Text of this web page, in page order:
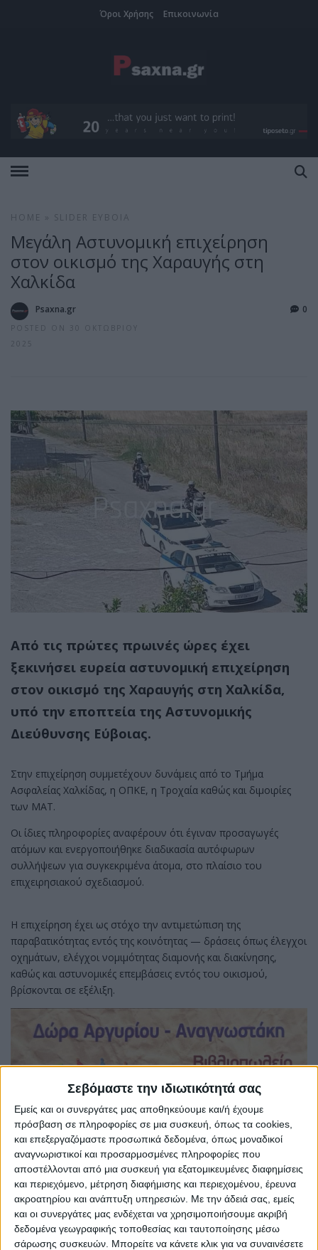
Σεβόμαστε την ιδιωτικότητά σας
Εμείς και οι συνεργάτες μας αποθηκεύουμε και/ή έχουμε
πρόσβαση σε πληροφορίες σε μια συσκευή, όπως τα cookies,
και επεξεργαζόμαστε προσωπικά δεδομένα, όπως μοναδικοί
αναγνωριστικοί και προσαρμοσμένες πληροφορίες που
αποστέλλονται από μια συσκευή για εξατομικευμένες διαφημίσεις
και περιεχόμενο, μέτρηση διαφήμισης και περιεχομένου, έρευνα
ακροατηρίου και ανάπτυξη υπηρεσιών. Με την άδειά σας, εμείς
και οι συνεργάτες μας ενδέχεται να χρησιμοποιήσουμε ακριβή
δεδομένα γεωγραφικής τοποθεσίας και ταυτοποίησης μέσω
σάρωσης συσκευών. Μπορείτε να κάνετε κλικ για να συναινέσετε
Όροι Χρήσης Επικοινωνία
HOME SLIDER ΕΎΒΟΙΑ
Μεγάλη Αστυνομική επιχείρηση
στον οικισμό της Χαραυγής στη
Χαλκίδα
Psaxna.gr
POSTED ON 30 ΟΚΤΩΒΡΊΟΥ
2025
0
Από τις πρώτες πρωινές ώρες έχει
ξεκινήσει ευρεία αστυνομική επιχείρηση
στον οικισμό της Χαραυγής στη Χαλκίδα,
υπό την εποπτεία της Αστυνομικής
Διεύθυνσης Εύβοιας.
Στην επιχείρηση συμμετέχουν δυνάμεις από το Τμήμα
Ασφαλείας Χαλκίδας, η ΟΠΚΕ, η Τροχαία καθώς και διμοιρίες
των ΜΑΤ.
Οι ίδιες πληροφορίες αναφέρουν ότι έγιναν προσαγωγές
ατόμων και ενεργοποιήθηκε διαδικασία αυτόφωρων
συλλήψεων για συγκεκριμένα άτομα, στο πλαίσιο του
επιχειρησιακού σχεδιασμού.
Η επιχείρηση έχει ως στόχο την αντιμετώπιση της
παραβατικότητας εντός της κοινότητας — δράσεις όπως έλεγχοι
οχημάτων, ελέγχοι νομιμότητας διαμονής και διακίνησης,
καθώς και αστυνομικές επεμβάσεις εντός του οικισμού,
βρίσκονται σε εξέλιξη.
Φωτό αρχείου
Share